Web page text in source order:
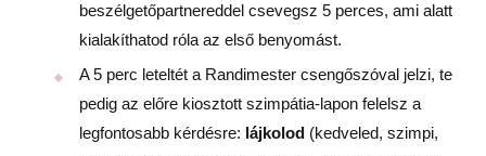
beszélgetőpartnereddel csevegsz 5 perces, ami alatt
kialakíthatod róla az első benyomást.
A 5 perc leteltét a Randimester csengőszóval jelzi, te
pedig az előre kiosztott szimpátia-lapon felelsz a
legfontosabb kérdésre: lájkolod (kedveled, szimpi,